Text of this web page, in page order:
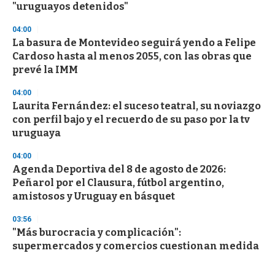
"uruguayos detenidos"
04:00
La basura de Montevideo seguirá yendo a Felipe
Cardoso hasta al menos 2055, con las obras que
prevé la IMM
04:00
Laurita Fernández: el suceso teatral, su noviazgo
con perfil bajo y el recuerdo de su paso por la tv
uruguaya
04:00
Agenda Deportiva del 8 de agosto de 2026:
Peñarol por el Clausura, fútbol argentino,
amistosos y Uruguay en básquet
03:56
"Más burocracia y complicación":
supermercados y comercios cuestionan medida